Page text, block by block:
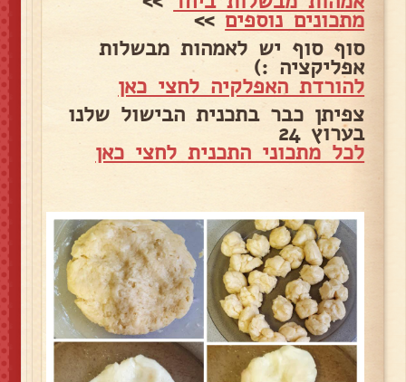
מתכונים נוספים>>
סוף סוף יש לאמהות מבשלות
אפליקציה :)
להורדת האפלקיה לחצי כאן
צפיתן כבר בתכנית הבישול שלנו
בערוץ 24
לכל מתכוני התכנית לחצי כאן